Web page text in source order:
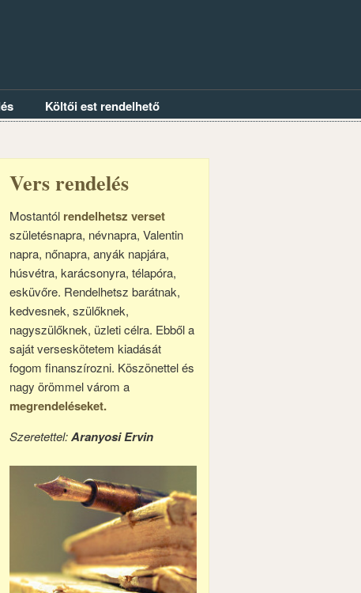
Költői est rendelhető
Vers rendelés
Mostantól rendelhetsz verset
születésnapra, névnapra, Valentin
napra, nőnapra, anyák napjára,
húsvétra, karácsonyra, télapóra,
esküvőre. Rendelhetsz barátnak,
kedvesnek, szülőknek,
nagyszülőknek, üzleti célra. Ebből a
saját verseskötetem kiadását
fogom finanszírozni. Köszönettel és
nagy örömmel várom a
megrendeléseket.
Szeretettel:Aranyosi Ervin